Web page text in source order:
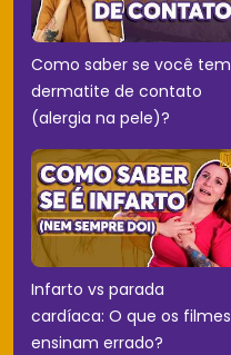
Como saber se você tem
dermatite de contato
(alergia na pele)?
Infarto vs parada
cardíaca: O que os filmes
ensinam errado?